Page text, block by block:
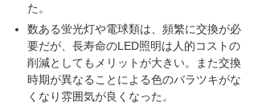
た。
数ある蛍光灯や電球類は、頻繁に交換が必
要だが、長寿命のLED照明は人的コストの
削減としてもメリットが大きい。また交換
時期が異なることによる色のバラツキがな
くなり雰囲気が良くなった。